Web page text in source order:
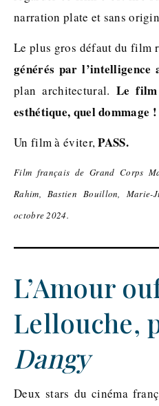
narration plate et sans
Le plus gros défaut du film
générés par
plan architectural. Le film
esthétique, quel dommage !
Un film à éviter,PASS.
Film français de Grand Corps
Rahim, Bastien Bouillon,
octobre 2024.
L’Amour
Lellouche,
Dangy
Deux stars du cinéma